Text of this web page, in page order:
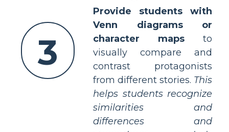
3
Provide students with
Venn diagrams or
character maps to
visually compare and
contrast protagonists
from different stories. This
helps students recognize
similarities and
differences and